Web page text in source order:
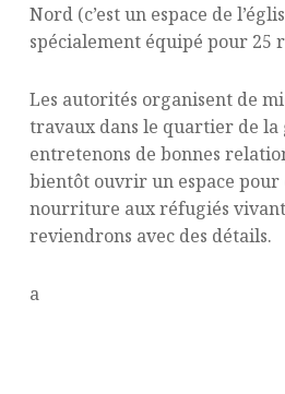
Nord (c’est un espace de
spécialement équipé pour 25
Les autorités organisent de
travaux dans le quartier de la
entretenons de bonnes
bientôt ouvrir un espace
nourriture aux réfugiés vivant
reviendrons avec des détails.
a